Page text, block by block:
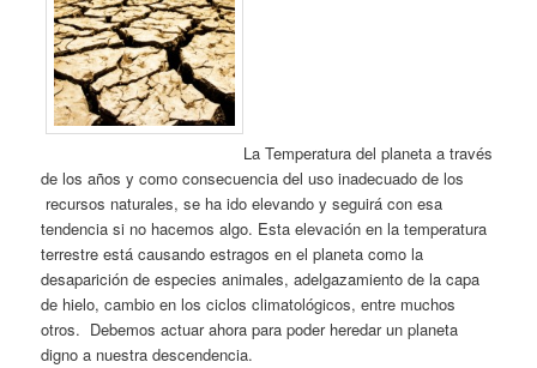
La Temperatura del planeta a través
de los años y como consecuencia del uso inadecuado de los
recursos naturales, se ha ido elevando y seguirá con esa
tendencia si no hacemos algo. Esta elevación en la temperatura
terrestre está causando estragos en el planeta como la
desaparición de especies animales, adelgazamiento de la capa
de hielo, cambio en los ciclos climatológicos, entre muchos
otros. Debemos actuar ahora para poder heredar un planeta
digno a nuestra descendencia.